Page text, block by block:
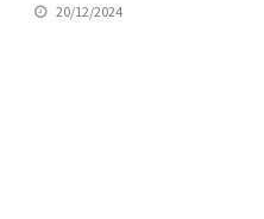
20/12/2024